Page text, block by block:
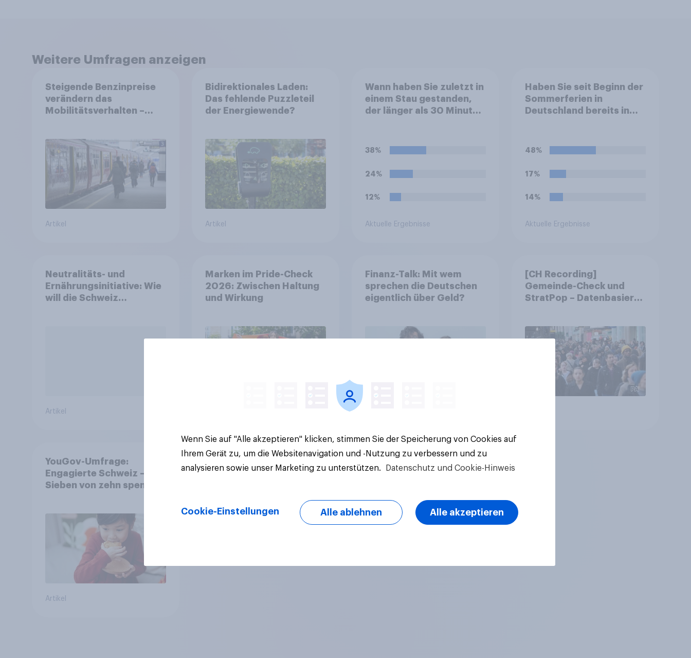
Weitere Umfragen anzeigen
Steigende Benzinpreise
verändern das
Mobilitätsverhalten –
Auto auf öffentliche
Verkehrsmittel um
Artikel
Bidirektionales Laden:
Das fehlende Puzzleteil
der Energiewende?
Artikel
Wann haben Sie zuletzt in
einem Stau gestanden,
der länger als 30 Minuten
38%
24%
12%
Aktuelle Ergebnisse
Haben Sie seit Beginn der
Sommerferien in
Deutschland bereits in
48%
17%
14%
Aktuelle Ergebnisse
Neutralitäts- und
Ernährungsinitiative: Wie
will die Schweiz
Artikel
Marken im Pride-Check
2026: Zwischen Haltung
und Wirkung
Finanz-Talk: Mit wem
sprechen die Deutschen
eigentlich über Geld?
[CH Recording]
Gemeinde-Check und
StratPop – Datenbasierte
YouGov-Umfrage:
Engagierte Schweiz –
Sieben von zehn spenden,
Artikel
Wenn Sie auf "Alle akzeptieren" klicken, stimmen Sie der Speicherung von Cookies auf
Ihrem Gerät zu, um die Websitenavigation und -Nutzung zu verbessern und zu
analysieren sowie unser Marketing zu unterstützen.
Datenschutz und Cookie-Hinweis
Cookie-Einstellungen Alle ablehnen Alle akzeptieren